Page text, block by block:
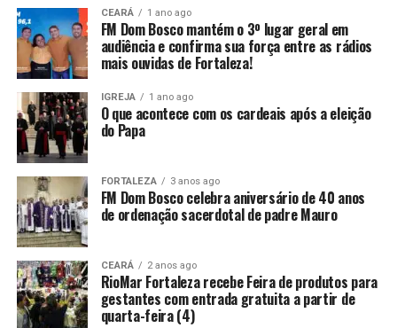
CEARÁ 1 ano ago
FM Dom Bosco mantém o 3º lugar geral em
audiência e confirma sua força entre as rádios
mais ouvidas de Fortaleza!
IGREJA 1 ano ago
O que acontece com os cardeais após a eleição
do Papa
FORTALEZA 3 anos ago
FM Dom Bosco celebra aniversário de 40 anos
de ordenação sacerdotal de padre Mauro
CEARÁ 2 anos ago
RioMar Fortaleza recebe Feira de produtos para
gestantes com entrada gratuita a partir de
quarta-feira (4)